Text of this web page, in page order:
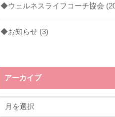
◆ウェルネスライフコーチ協会
◆お知らせ (3)
アーカイブ